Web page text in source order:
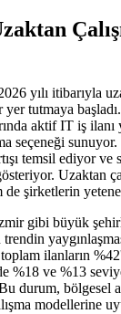
yılı itibarıyla
tutmaya
aktif IT iş ilanı
seçeneği
temsil ediyor ve
Uzaktan
de şirketlerin
gibi büyük
ilanların
%18 ve %13
durum, bölgesel
modellerine